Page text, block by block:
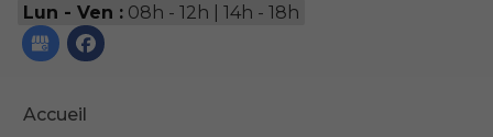
Lun - Ven : 08h - 12h | 14h - 18h
Accueil